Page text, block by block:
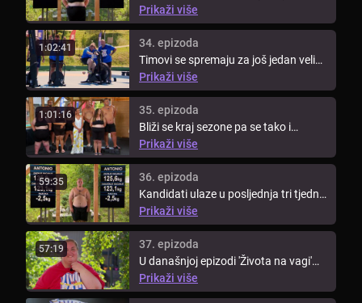
show. Kandidati su imali ...
Prikaži više
1:02:41
34. epizoda
Timovi se spremaju za još jedan veliki
izazov. Danas će učiti kako ...
Prikaži više
1:01:16
35. epizoda
Bliži se kraj sezone pa se tako i
događanja u showu zahuktavaju. ...
Prikaži više
59:35
36. epizoda
Kandidati ulaze u posljednja tri tjedna
i moraju dati sve od sebe ...
Prikaži više
57:19
37. epizoda
U današnjoj epizodi 'Života na vagi'
na redu je još jedan veliki ...
Prikaži više